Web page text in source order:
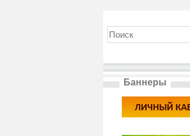
Баннеры